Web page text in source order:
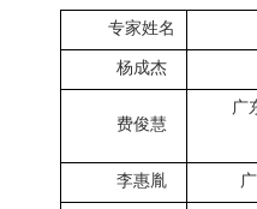
专家姓名
杨成杰
费俊慧
广
李惠胤